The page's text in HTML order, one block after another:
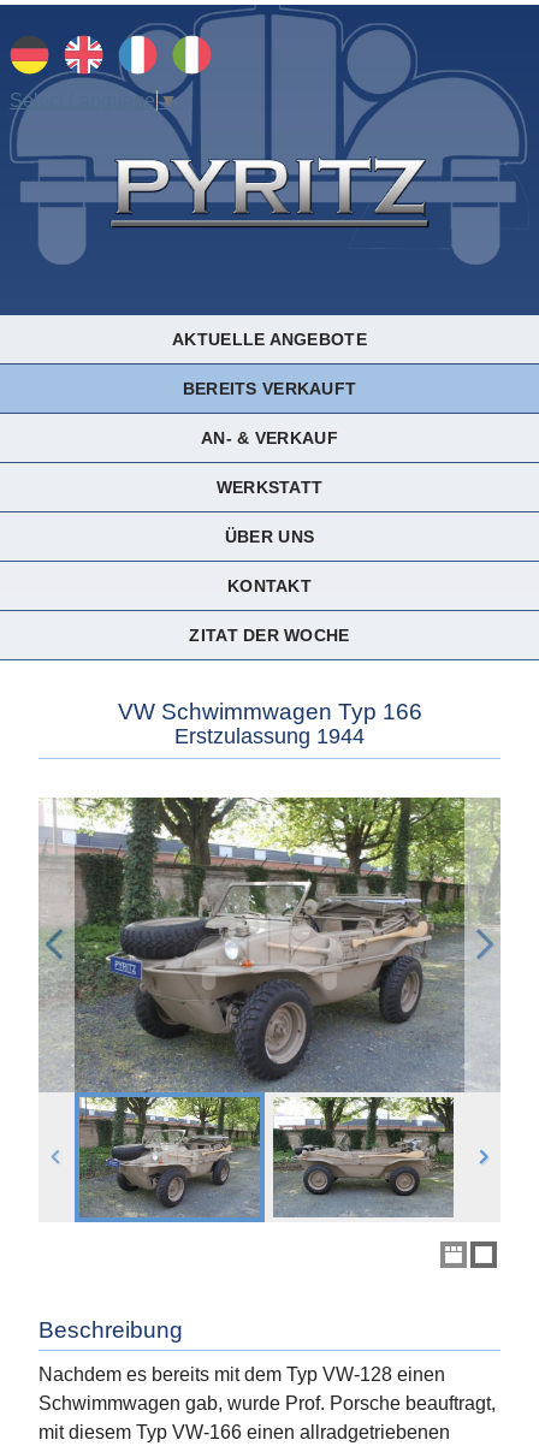
Select Language▼
AKTUELLE ANGEBOTE
BEREITS VERKAUFT
AN- & VERKAUF
WERKSTATT
ÜBER UNS
KONTAKT
ZITAT DER WOCHE
VW Schwimmwagen Typ 166
Erstzulassung 1944
Beschreibung
Nachdem es bereits mit dem Typ VW-128 einen
Schwimmwagen gab, wurde Prof. Porsche beauftragt,
mit diesem Typ VW-166 einen allradgetriebenen